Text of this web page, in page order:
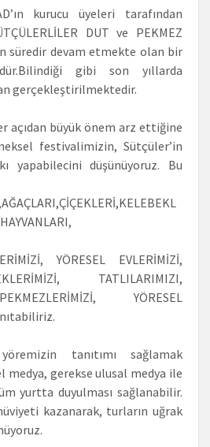
kurucu üyeleri tarafından
DUT ve PEKMEZ
süredir devam etmekte olan bir
gibi son yıllarda
gerçekleştirilmektedir.
açıdan büyük önem arz ettiğine
festivalimizin, Sütçüler’in
yapabilecini düşünüyoruz. Bu
YÖRESEL EVLERİMİZİ,
TATLILARIMIZI,
YÖRESEL
tanıtımı sağlamak
medya, gerekse ulusal medya ile
yurtta duyulması sağlanabilir.
kazanarak, turların uğrak